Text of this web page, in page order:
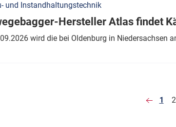
und Instandhaltungstechnik
Hersteller Atlas findet
wird die bei Oldenburg in Niedersachsen
1 2